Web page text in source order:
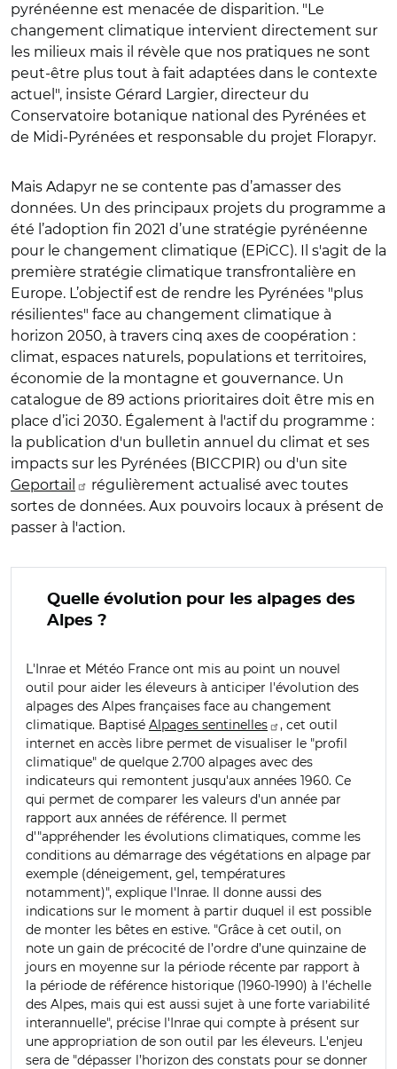
pyrénéenne est menacée de disparition. "Le
changement climatique intervient directement sur
les milieux mais il révèle que nos pratiques ne sont
peut-être plus tout à fait adaptées dans le contexte
actuel", insiste Gérard Largier, directeur du
Conservatoire botanique national des Pyrénées et
de Midi-Pyrénées et responsable du projet Florapyr.
Mais Adapyr ne se contente pas d’amasser des
données. Un des principaux projets du programme a
été l’adoption fin 2021 d’une stratégie pyrénéenne
pour le changement climatique (EPiCC). Il s'agit de la
première stratégie climatique transfrontalière en
Europe. L’objectif est de rendre les Pyrénées "plus
résilientes" face au changement climatique à
horizon 2050, à travers cinq axes de coopération :
climat, espaces naturels, populations et territoires,
économie de la montagne et gouvernance. Un
catalogue de 89 actions prioritaires doit être mis en
place d’ici 2030. Également à l'actif du programme :
la publication d'un bulletin annuel du climat et ses
impacts sur les Pyrénées (BICCPIR) ou d'un site
Geportail
régulièrement actualisé avec toutes
sortes de données. Aux pouvoirs locaux à présent de
passer à l'action.
Quelle évolution pour les alpages des
Alpes ?
L'Inrae et Météo France ont mis au point un nouvel
outil pour aider les éleveurs à anticiper l'évolution des
alpages des Alpes françaises face au changement
climatique. Baptisé Alpages sentinelles
, cet outil
internet en accès libre permet de visualiser le "profil
climatique" de quelque 2.700 alpages avec des
indicateurs qui remontent jusqu'aux années 1960. Ce
qui permet de comparer les valeurs d'un année par
rapport aux années de référence. Il permet
d'"appréhender les évolutions climatiques, comme les
conditions au démarrage des végétations en alpage par
exemple (déneigement, gel, températures
notamment)", explique l'Inrae. Il donne aussi des
indications sur le moment à partir duquel il est possible
de monter les bêtes en estive. "Grâce à cet outil, on
note un gain de précocité de l’ordre d’une quinzaine de
jours en moyenne sur la période récente par rapport à
la période de référence historique (1960-1990) à l’échelle
des Alpes, mais qui est aussi sujet à une forte variabilité
interannuelle", précise l'Inrae qui compte à présent sur
une appropriation de son outil par les éleveurs. L'enjeu
sera de "dépasser l’horizon des constats pour se donner